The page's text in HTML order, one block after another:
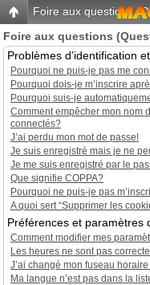
Foire aux questions
Foire aux questions
Problèmes d’identification
Pourquoi ne puis-je pas me
Pourquoi dois-je m’inscrire
Pourquoi suis-je
Comment empêcher mon nom
connectés?
J’ai perdu mon mot de passe!
Je suis enregistré mais je ne
Je me suis enregistré par le
Que signifie COPPA?
Pourquoi ne puis-je pas
A quoi sert “Supprimer les
Préférences et paramètres
Comment modifier mes
Les heures ne sont pas
J’ai changé mon fuseau
Ma langue n’est pas dans la